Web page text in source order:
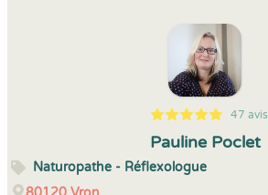
5
1
5
47 47 avis
Pauline Poclet
Naturopathe - Réflexologue